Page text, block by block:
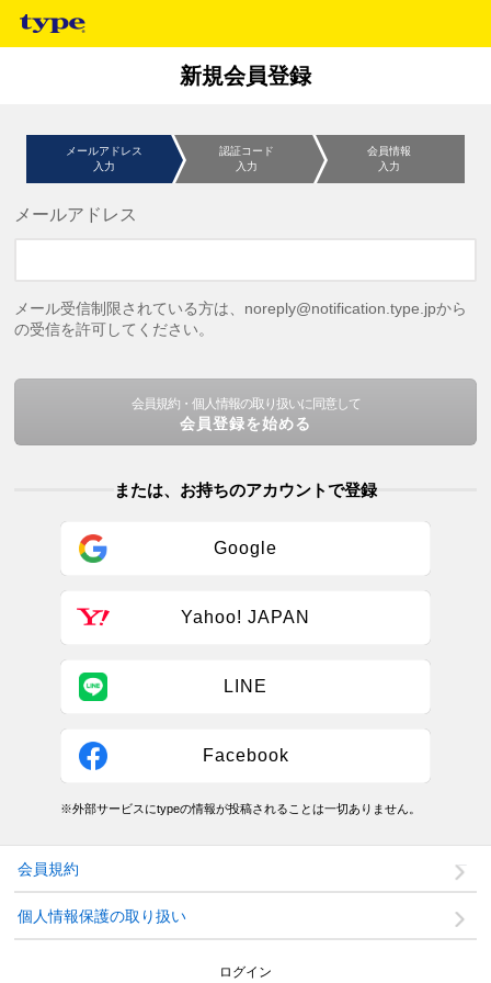
新規会員登録
メールアドレス
入力
認証コード
入力
会員情報
入力
メールアドレス
メール受信制限されている方は、noreply@notification.type.jpから
の受信を許可してください。
会員規約・個人情報の取り扱いに同意して
会員登録を始める
または、お持ちのアカウントで登録
Google
Yahoo! JAPAN
LINE
Facebook
※外部サービスにtypeの情報が投稿されることは一切ありません。
会員規約
個人情報保護の取り扱い
ログイン